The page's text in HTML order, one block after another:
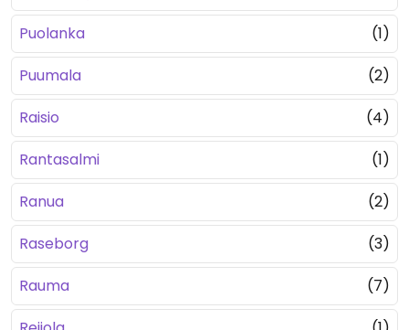
Puolanka
(1)
Puumala
(2)
Raisio
(4)
Rantasalmi
(1)
Ranua
(2)
Raseborg
(3)
Rauma
(7)